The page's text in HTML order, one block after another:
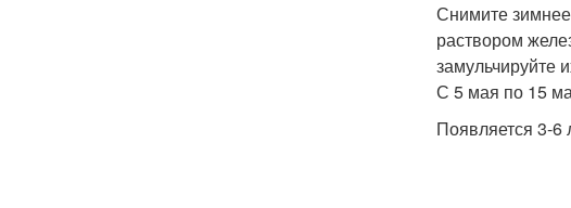
Снимите
раствором
замульчируйте
С 5 мая по 15
Появляется 3-6